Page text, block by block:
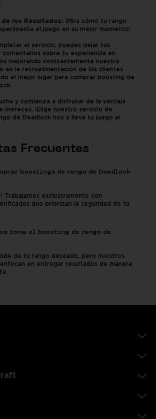
de los Resultados: ¡Mira cómo tu rango
el juego en su mejor momento!
el servicio, puedes dejar tus
comentarios sobre tu experiencia en
mejorando constantemente nuestro
en la retroalimentación de los clientes
el mejor lugar para comprar boosting de
y comienza a disfrutar de la ventaja
mereces. ¡Elige nuestro servicio de
de Deadlock hoy y lleva tu juego al
Frecuentes
boostings de rango de Deadlock
Trabajamos exclusivamente con
que priorizan la seguridad de tu
toma el boosting de rango de
de tu rango deseado, pero nuestros
en entregar resultados de manera